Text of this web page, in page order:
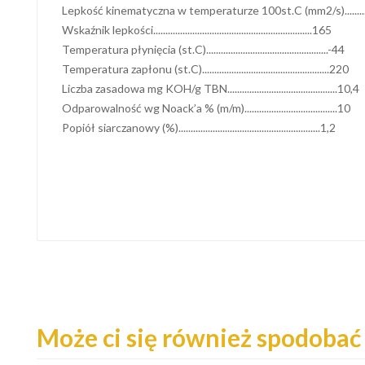
Lepkość kinematyczna w temperaturze 100st.C (mm2/
Wskaźnik lepkości.................................................................165
Temperatura płynięcia (st.C)..................................................-44
Temperatura zapłonu (st.C)....................................................220
Liczba zasadowa mg KOH/g TBN.............................................10,4
Odparowalność wg Noack’a % (m/m)......................................10
Popiół siarczanowy (%)..........................................................1,2
Może ci się również spodobać